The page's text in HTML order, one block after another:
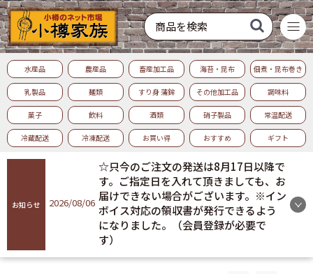
水産品 農産品 畜産加工品 海苔・昆布 佃煮・昆布巻き
乳製品 麺類 すり身 蒲鉾 その他加工品 調味料
菓子 飲料 酒類 硝子製品 常温配送
冷蔵配送 冷凍配送 お買い得 おすすめ ギフト
商品を探す
ログイン
会員登録
お気に入り
ご利用ガイド
お知らせ 2026/08/06
☆只今のご注文の発送は8月17日以降で
す。ご指定日を入れて頂きましても、お
届けできない場合がございます。※イン
ボイス対応の領収書が発行できるよう
になりました。（会員登録が必要で
す）